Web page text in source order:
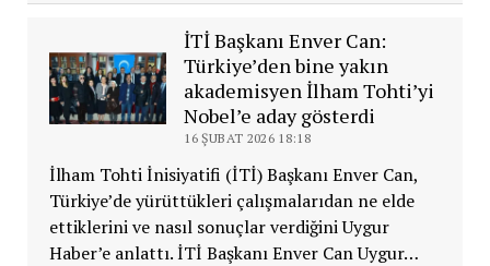
İTİ Başkanı Enver Can:
Türkiye’den bine yakın
akademisyen İlham Tohti’yi
Nobel’e aday gösterdi
16 ŞUBAT 2026 18:18
İlham Tohti İnisiyatifi (İTİ) Başkanı Enver Can,
Türkiye’de yürüttükleri çalışmalarıdan ne elde
ettiklerini ve nasıl sonuçlar verdiğini Uygur
Haber’e anlattı. İTİ Başkanı Enver Can Uygur…